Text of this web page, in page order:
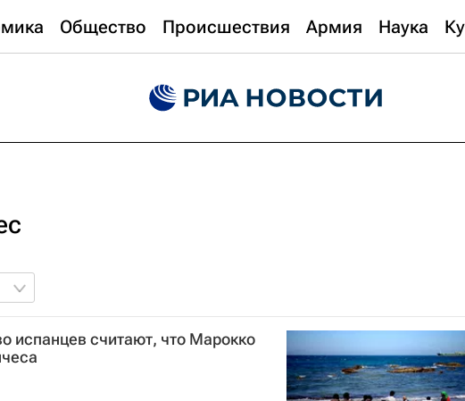
Общество Происшествия Армия Наука
испанцев считают, что Марокко